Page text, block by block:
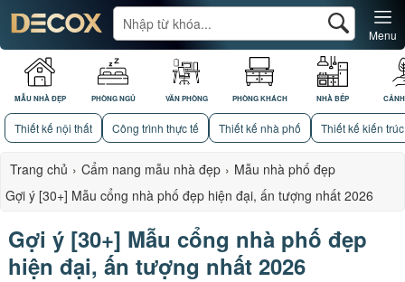
MẪU NHÀ ĐẸP PHÒNG NGỦ VĂN PHÒNG PHÒNG KHÁCH NHÀ BẾP
Menu
Thiết kế nội thất Công trình thực tế Thiết kế nhà phố Thiết kế kiến trúc
Trang chủ › Cẩm nang mẫu nhà đẹp › Mẫu nhà phố đẹp
Gợi ý [30+] Mẫu cổng nhà phố đẹp hiện đại, ấn tượng nhất 2026
Gợi ý [30+] Mẫu cổng nhà phố đẹp
hiện đại, ấn tượng nhất 2026